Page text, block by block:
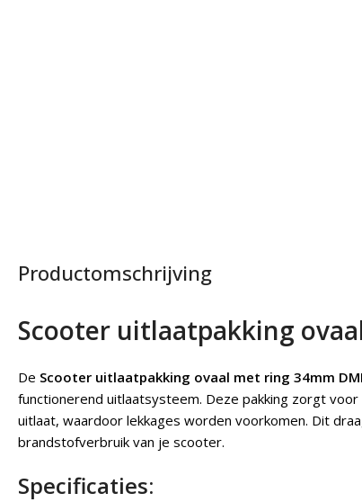
Productomschrijving
Scooter uitlaatpakking
De Scooter uitlaatpakking ovaal met ring 34mm
functionerend uitlaatsysteem. Deze pakking zorgt
uitlaat, waardoor lekkages worden voorkomen. Dit
brandstofverbruik van je scooter.
Specificaties: